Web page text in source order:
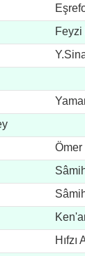
Feyzi
Ömer
Hıfzı